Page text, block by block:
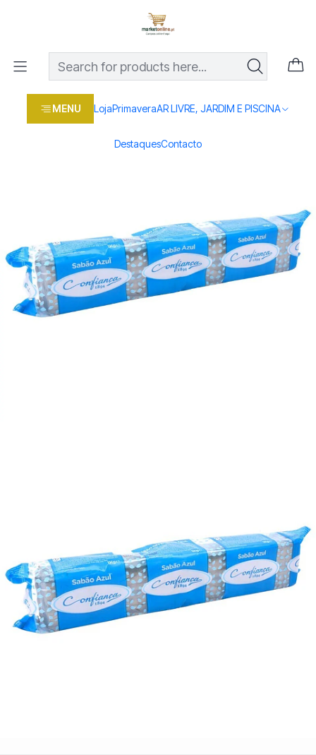
MENU LojaPrimaveraAR LIVRE, JARDIM E PISCINA
DestaquesContacto
Os melhores preços em produtos para casa, jardim e bricolage
Home Loja Casa e conforto
DROGARIA E LIMPEZA
SABÃO OFF AZUL CONFIANÇA 1 KG